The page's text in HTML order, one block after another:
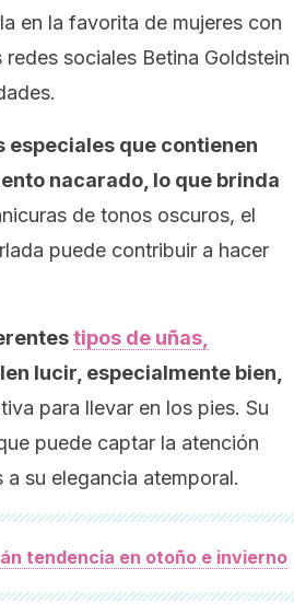
en la favorita de mujeres con
sociales Betina Goldstein
especiales que contienen
nacarado, lo que brinda
de tonos oscuros, el
puede contribuir a hacer
tipos de uñas,
lucir, especialmente bien,
para llevar en los pies. Su
puede captar la atención
su elegancia atemporal.
tendencia en otoño e invierno